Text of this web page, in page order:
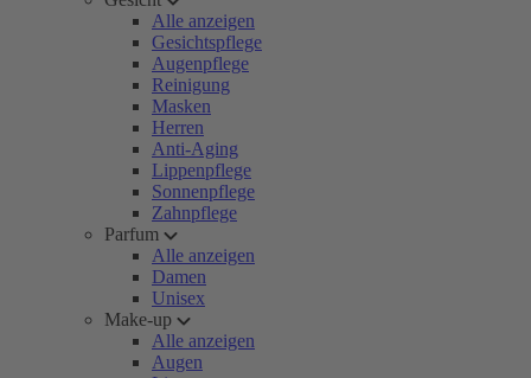
Alle anzeigen
Gesichtspflege
Augenpflege
Reinigung
Masken
Herren
Anti-Aging
Lippenpflege
Sonnenpflege
Zahnpflege
Parfum
Alle anzeigen
Damen
Unisex
Make-up
Alle anzeigen
Augen